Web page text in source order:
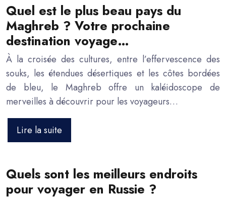
Quel est le plus beau pays du
Maghreb ? Votre prochaine
destination voyage…
À la croisée des cultures, entre l’effervescence des
souks, les étendues désertiques et les côtes bordées
de bleu, le Maghreb offre un kaléidoscope de
merveilles à découvrir pour les voyageurs…
Lire la suite
Quels sont les meilleurs endroits
pour voyager en Russie ?